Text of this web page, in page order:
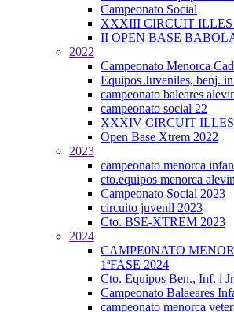
Campeonato Social
XXXIII CIRCUIT ILLES
II OPEN BASE
2022
Campeonato Menorca
Equipos Juveniles, benj.
campeonato baleares
campeonato social 22
XXXIV CIRCUIT
Open Base Xtrem 2022
2023
campeonato menorca
cto.equipos menorca
Campeonato Social 2023
circuito juvenil 2023
Cto. BSE-XTREM 2023
2024
CAMPE0NATO
1ªFASE 2024
Cto. Equipos Ben., Inf. i
Campeonato Balaeares
campeonato menorca